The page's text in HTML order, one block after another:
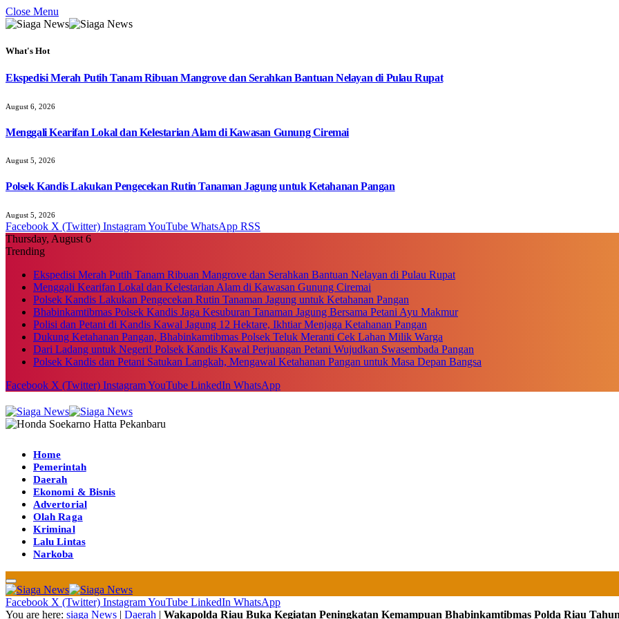
Close Menu
What's Hot
Ekspedisi Merah Putih Tanam Ribuan Mangrove dan Serahkan Bantuan Nelayan di Pulau Rupat
August 6, 2026
Menggali Kearifan Lokal dan Kelestarian Alam di Kawasan Gunung Ciremai
August 5, 2026
Polsek Kandis Lakukan Pengecekan Rutin Tanaman Jagung untuk Ketahanan Pangan
August 5, 2026
Facebook X (Twitter) InstagramYouTube WhatsApp RSS
Thursday, August 6
Trending
Ekspedisi Merah Putih Tanam Ribuan Mangrove dan Serahkan Bantuan Nelayan di Pulau Rupat
Menggali Kearifan Lokal dan Kelestarian Alam di Kawasan Gunung Ciremai
Polsek Kandis Lakukan Pengecekan Rutin Tanaman Jagung untuk Ketahanan Pangan
Bhabinkamtibmas Polsek Kandis Jaga Kesuburan Tanaman Jagung Bersama Petani Ayu Makmur
Polisi dan Petani di Kandis Kawal Jagung 12 Hektare, Ikhtiar Menjaga Ketahanan Pangan
Dukung Ketahanan Pangan, Bhabinkamtibmas Polsek Teluk Meranti Cek Lahan Milik Warga
Dari Ladang untuk Negeri! Polsek Kandis Kawal Perjuangan Petani Wujudkan Swasembada Pangan
Polsek Kandis dan Petani Satukan Langkah, Mengawal Ketahanan Pangan untuk Masa Depan Bangsa
Facebook X (Twitter) InstagramYouTube LinkedIn WhatsApp
Home
Pemerintah
Daerah
Ekonomi & Bisnis
Advertorial
Olah Raga
Kriminal
Lalu Lintas
Narkoba
Facebook X (Twitter) InstagramYouTube LinkedIn WhatsApp
You are here: siaga News | Daerah | Wakapolda Riau Buka Kegiatan Peningkatan Kemampuan Bhabinkamtibmas Polda Riau